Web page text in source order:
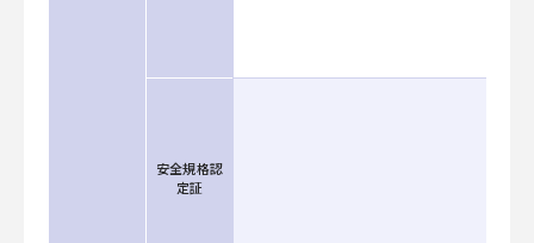
安全規格認
定証